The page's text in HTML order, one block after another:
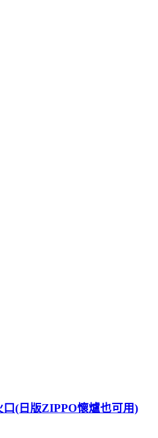
口(日版ZIPPO懷爐也可用)